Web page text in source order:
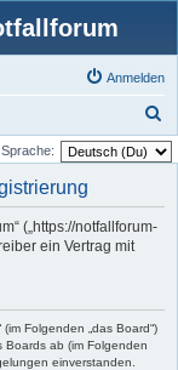
Anmelden
u
Sprache:
(„https://notfallforum-
ein Vertrag mit
Folgenden „das Board“)
Boards ab (im Folgenden
einverstanden.